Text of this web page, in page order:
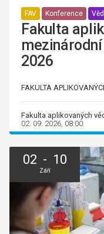
FAV Konference
Fakulta
mezinárodní
2026
FAKULTA
Fakulta aplikovaných
02. 09. 2026, 08:00
02 - 10
Září